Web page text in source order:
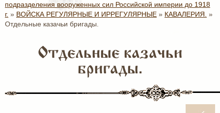
подразделения вооруженных сил Российской империи до 1918
г. » ВОЙСКА РЕГУЛЯРНЫЕ И ИРРЕГУЛЯРНЫЕ » КАВАЛЕРИЯ. »
Отдельные казачьи бригады.
Отдельные казачьи
бригады.